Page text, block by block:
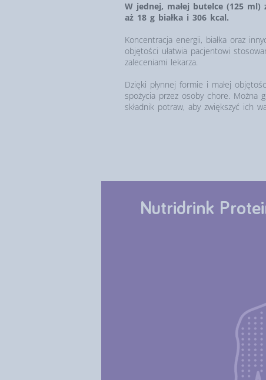
W jednej, małej butelce (125 ml)
aż 18 g białka i 306 kcal.
Koncentracja energii, białka oraz
objętości ułatwia pacjentowi
zaleceniami lekarza.
Dzięki płynnej formie i małej
spożycia przez osoby chore. Można
składnik potraw, aby zwiększyć ich
Nutridrink